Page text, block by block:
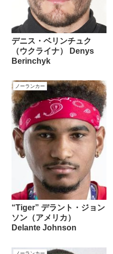
デニス・ベリンチュク
（ウクライナ） Denys
Berinchyk
ノーランカー
“Tiger” デラント・ジョン
ソン（アメリカ）
Delante Johnson